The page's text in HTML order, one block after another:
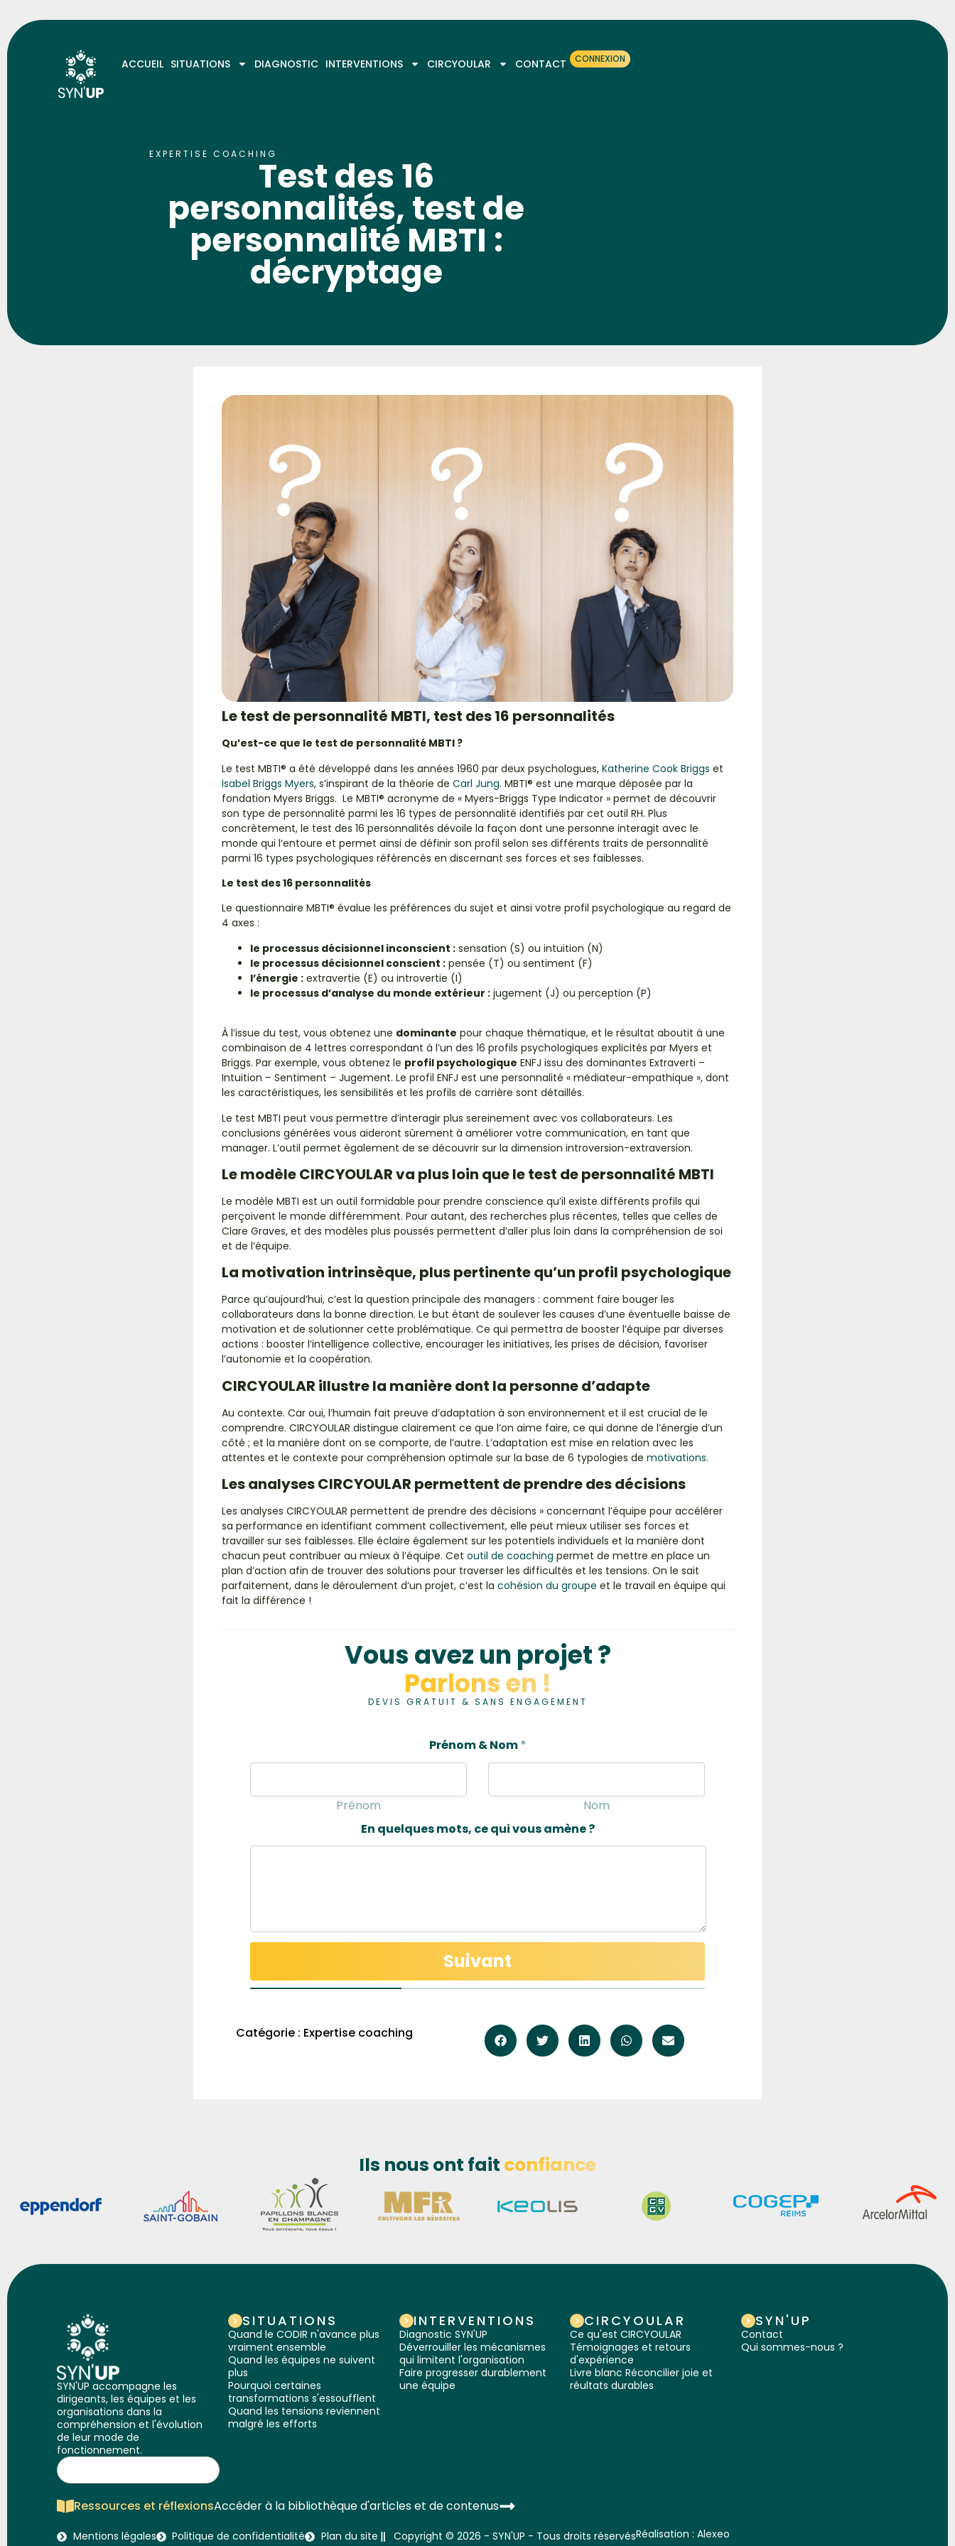
ACCUEIL SITUATIONS DIAGNOSTIC INTERVENTIONS CIRCYOULAR CONTACT CONNEXION
EXPERTISE COACHING
Test des 16
personnalités, test de
personnalité MBTI :
décryptage
Le test de personnalité MBTI, test des 16 personnalités
Qu’est-ce que le test de personnalité MBTI ?
Le test MBTI® a été développé dans les années 1960 par deux psychologues, Katherine Cook Briggs et
Isabel Briggs Myers, s’inspirant de la théorie de Carl Jung. MBTI® est une marque déposée par la
fondation Myers Briggs. Le MBTI® acronyme de « Myers-Briggs Type Indicator » permet de découvrir
son type de personnalité parmi les 16 types de personnalité identifiés par cet outil RH. Plus
concrètement, le test des 16 personnalités dévoile la façon dont une personne interagit avec le
monde qui l’entoure et permet ainsi de définir son profil selon ses différents traits de personnalité
parmi 16 types psychologiques référencés en discernant ses forces et ses faiblesses.
Le test des 16 personnalités
Le questionnaire MBTI® évalue les préférences du sujet et ainsi votre profil psychologique au regard de
4 axes :
le processus décisionnel inconscient : sensation (S) ou intuition (N)
le processus décisionnel conscient : pensée (T) ou sentiment (F)
l’énergie : extravertie (E) ou introvertie (I)
le processus d’analyse du monde extérieur : jugement (J) ou perception (P)
À l’issue du test, vous obtenez une dominante pour chaque thématique, et le résultat aboutit à une
combinaison de 4 lettres correspondant à l’un des 16 profils psychologiques explicités par Myers et
Briggs. Par exemple, vous obtenez le profil psychologique ENFJ issu des dominantes Extraverti –
Intuition – Sentiment – Jugement. Le profil ENFJ est une personnalité « médiateur-empathique », dont
les caractéristiques, les sensibilités et les profils de carrière sont détaillés.
Le test MBTI peut vous permettre d’interagir plus sereinement avec vos collaborateurs. Les
conclusions générées vous aideront sûrement à améliorer votre communication, en tant que
manager. L’outil permet également de se découvrir sur la dimension introversion-extraversion.
Le modèle CIRCYOULAR va plus loin que le test de personnalité MBTI
Le modèle MBTI est un outil formidable pour prendre conscience qu’il existe différents profils qui
perçoivent le monde différemment. Pour autant, des recherches plus récentes, telles que celles de
Clare Graves, et des modèles plus poussés permettent d’aller plus loin dans la compréhension de soi
et de l’équipe.
La motivation intrinsèque, plus pertinente qu’un profil psychologique
Parce qu’aujourd’hui, c’est la question principale des managers : comment faire bouger les
collaborateurs dans la bonne direction. Le but étant de soulever les causes d’une éventuelle baisse de
motivation et de solutionner cette problématique. Ce qui permettra de booster l’équipe par diverses
actions : booster l’intelligence collective, encourager les initiatives, les prises de décision, favoriser
l’autonomie et la coopération.
CIRCYOULAR illustre la manière dont la personne d’adapte
Au contexte. Car oui, l’humain fait preuve d’adaptation à son environnement et il est crucial de le
comprendre. CIRCYOULAR distingue clairement ce que l’on aime faire, ce qui donne de l’énergie d’un
côté ; et la manière dont on se comporte, de l’autre. L’adaptation est mise en relation avec les
attentes et le contexte pour compréhension optimale sur la base de 6 typologies de motivations.
Les analyses CIRCYOULAR permettent de prendre des décisions
Les analyses CIRCYOULAR permettent de prendre des décisions » concernant l’équipe pour accélérer
sa performance en identifiant comment collectivement, elle peut mieux utiliser ses forces et
travailler sur ses faiblesses. Elle éclaire également sur les potentiels individuels et la manière dont
chacun peut contribuer au mieux à l’équipe. Cet outil de coaching permet de mettre en place un
plan d’action afin de trouver des solutions pour traverser les difficultés et les tensions. On le sait
parfaitement, dans le déroulement d’un projet, c’est la cohésion du groupe et le travail en équipe qui
fait la différence !
Vous avez un projet ?
Parlons en !
DEVIS GRATUIT & SANS ENGAGEMENT
Prénom & Nom*
Prénom
Nom
En quelques mots, ce qui vous amène ?
mots,
Suivant
Catégorie : Expertise coaching
Ils nous ont fait confiance
SYN'UP accompagne les
dirigeants, les équipes et les
organisations dans la
compréhension et l'évolution
de leur mode de
fonctionnement.
SITUATIONS
Quand le CODIR n'avance plus
vraiment ensemble
Quand les équipes ne suivent
plus
Pourquoi certaines
transformations s'essoufflent
Quand les tensions reviennent
malgré les efforts
INTERVENTIONS
Diagnostic SYN'UP
Déverrouiller les mécanismes
qui limitent l'organisation
Faire progresser durablement
une équipe
CIRCYOULAR
Ce qu'est CIRCYOULAR
Témoignages et retours
d'expérience
Livre blanc Réconcilier joie et
réultats durables
SYN'UP
Contact
Qui sommes-nous ?
Ressources et réflexionsAccéder à la bibliothèque d'articles et de contenus
Réalisation : Alexeo
Mentions légales Politique de confidentialité Plan du site Copyright © 2026 - SYN'UP - Tous droits réservés​